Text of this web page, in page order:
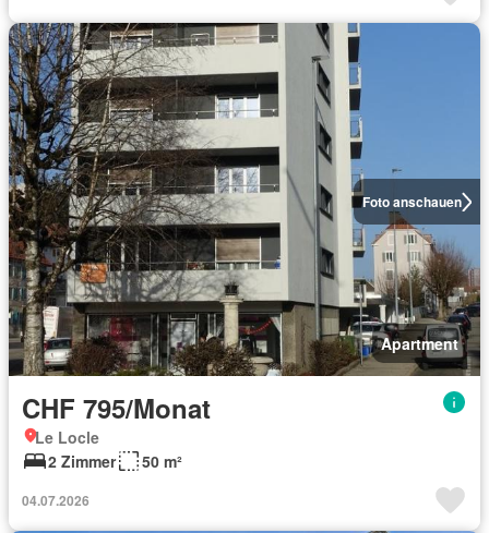
Foto anschauen
Apartment
CHF 795/Monat
Le Locle
2 Zimmer
50 m²
04.07.2026